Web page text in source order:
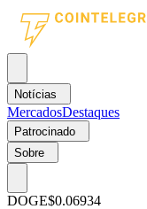
Notícias
MercadosDestaques
Patrocinado
Sobre
DOGE$0.06934